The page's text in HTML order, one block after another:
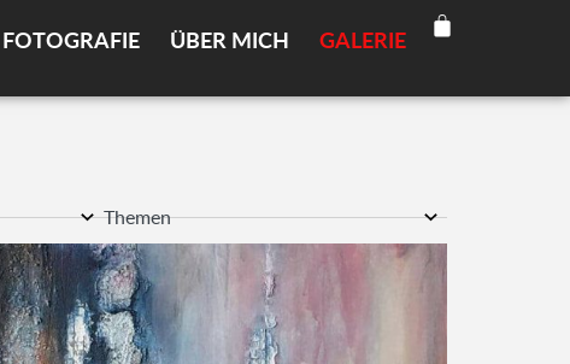
FOTO­GRA­FIE ÜBER MICH GALE­RIE
Themen